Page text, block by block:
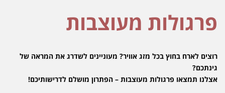
פרגולות מעוצבות
רוצים לארח בחוץ בכל מזג אוויר? מעוניינים לשדרג את המראה של
גינתכם?
אצלנו תמצאו פרגולות מעוצבות – הפתרון מושלם לדרישותיכם!